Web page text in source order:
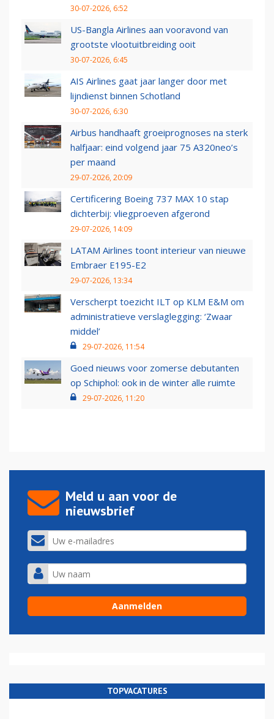
30-07-2026, 6:52
US-Bangla Airlines aan vooravond van
grootste vlootuitbreiding ooit
30-07-2026, 6:45
AIS Airlines gaat jaar langer door met
lijndienst binnen Schotland
30-07-2026, 6:30
Airbus handhaaft groeiprognoses na sterk
halfjaar: eind volgend jaar 75 A320neo’s
per maand
29-07-2026, 20:09
Certificering Boeing 737 MAX 10 stap
dichterbij: vliegproeven afgerond
29-07-2026, 14:09
LATAM Airlines toont interieur van nieuwe
Embraer E195-E2
29-07-2026, 13:34
Verscherpt toezicht ILT op KLM E&M om
administratieve verslaglegging: ‘Zwaar
middel’
29-07-2026, 11:54
Goed nieuws voor zomerse debutanten
op Schiphol: ook in de winter alle ruimte
29-07-2026, 11:20
Meld u aan voor de
nieuwsbrief
TOPVACATURES